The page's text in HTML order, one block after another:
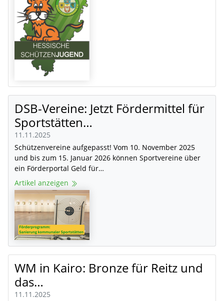
DSB-Vereine: Jetzt Fördermittel für
Sportstätten…
11.11.2025
Schützenvereine aufgepasst! Vom 10. November 2025
und bis zum 15. Januar 2026 können Sportvereine über
ein Förderportal Geld für…
Artikel anzeigen
WM in Kairo: Bronze für Reitz und
das…
11.11.2025